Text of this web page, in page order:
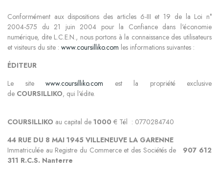
Conformément aux dispositions des articles 6-III et 19 de la Loi n°
2004-575 du 21 juin 2004 pour la Confiance dans l'économie
numérique, dite L.C.E.N., nous portons à la connaissance des utilisateurs
et visiteurs du site : www.coursilliko.com les informations suivantes :
ÉDITEUR
Le site www.coursilliko.com est la propriété exclusive
de COURSILLIKO, qui l'édite.
COURSILLIKO au capital de 1000 € Tél : 0770284740
44 RUE DU 8 MAI 1945 VILLENEUVE LA GARENNE
Immatriculée au Registre du Commerce et des Sociétés de
907 612
311 R.C.S. Nanterre